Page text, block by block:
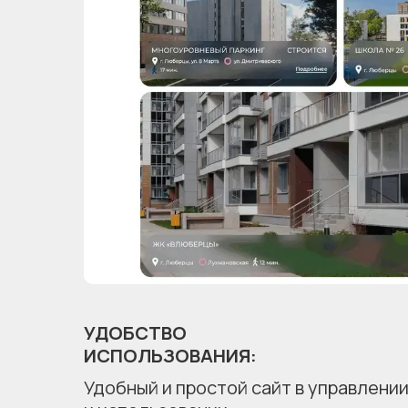
Удобный и простой сайт в управлении
УДОБСТВО
ИСПОЛЬЗОВАНИЯ: